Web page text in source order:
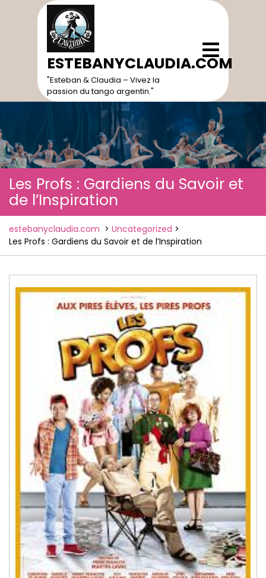
ESTEBANYCLAUDIA.COM
"Esteban & Claudia – Vivez la
passion du tango argentin."
Open
Menu
Les Profs : Gardiens du Savoir et
de l’Inspiration
estebanyclaudia.com > Uncategorized >
Les Profs : Gardiens du Savoir et de l’Inspiration